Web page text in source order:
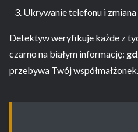
Ukrywanie telefonu i zmiana
Detektyw weryfikuje każde z
czarno na białym informację:
przebywa Twój współmałżonek.